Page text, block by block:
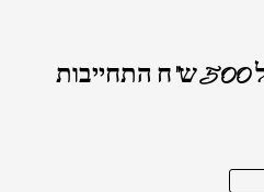
משלוח חינם בקנייה מעל 500 ש"ח התחייבות